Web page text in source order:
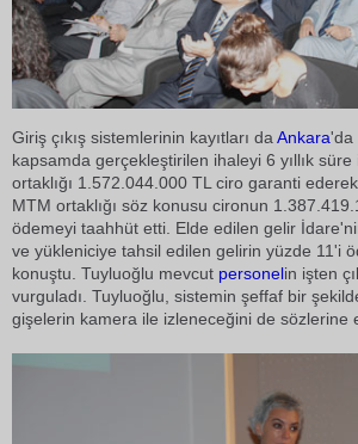
Giriş çıkış sistemlerinin kayıtları da Ankara'da
kapsamda gerçekleştirilen ihaleyi 6 yıllık süre
ortaklığı 1.572.044.000 TL ciro garanti ederek
MTM ortaklığı söz konusu cironun
ödemeyi taahhüt etti. Elde edilen gelir
ve yükleniciye tahsil edilen gelirin yüzde 11'i
konuştu. Tuyluoğlu mevcut personelin işten
vurguladı. Tuyluoğlu, sistemin şeffaf bir
gişelerin kamera ile izleneceğini de sözlerine